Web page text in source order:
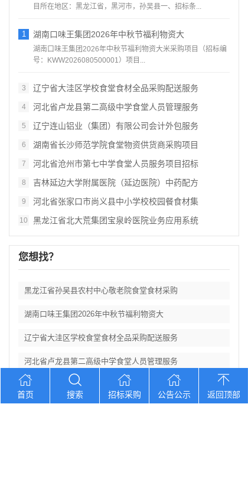
目所在地区：黑龙江省，黑河市，孙吴县一、招标条...
1 湖南口味王集团2026年中秋节福利物资大
湖南口味王集团2026年中秋节福利物资大米采购项目（招标编
号：KWW2026080500001）项目...
3 辽宁省大洼区学校食堂食材全品采购配送服务
4 河北省卢龙县第二高级中学食堂人员管理服务
5 辽宁连山铝业（集团）有限公司会计外包服务
6 湖南省长沙师范学院食堂物资供货商采购项目
7 河北省沧州市第七中学食堂人员服务项目招标
8 吉林延边大学附属医院（延边医院）中药配方
9 河北省张家口市尚义县中小学校校园餐食材集
10 黑龙江省北大荒集团宝泉岭医院业务应用系统
您想找？
黑龙江省孙吴县农村中心敬老院食堂食材采购
湖南口味王集团2026年中秋节福利物资大
辽宁省大洼区学校食堂食材全品采购配送服务
河北省卢龙县第二高级中学食堂人员管理服务
辽宁连山铝业（集团）有限公司会计外包服务
首页 搜索 招标采购 公告公示 返回顶部